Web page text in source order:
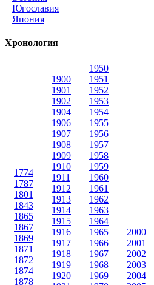
Югославия
Япония
Хронология
1774
1787
1801
1843
1865
1867
1869
1871
1872
1874
1878
1900
1901
1902
1904
1906
1907
1908
1909
1910
1911
1912
1913
1914
1915
1916
1917
1918
1919
1920
1950
1951
1952
1953
1954
1955
1956
1957
1958
1959
1960
1961
1962
1963
1964
1965
1966
1967
1968
1969
2000
2001
2002
2003
2004